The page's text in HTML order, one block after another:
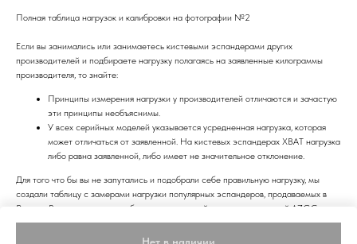
Полная таблица нагрузок и калибровки на фотографии №2
Если вы занимались или занимаетесь кистевыми эспандерами других
производителей и подбираете нагрузку полагаясь на заявленные килограммы
производителя, то знайте:
Принципы измерения нагрузки у производителей отличаются и зачастую
эти принципы необъяснимы.
У всех серийных моделей указывается усредненная нагрузка, которая
может отличаться от заявленной. На кистевых эспандерах ХВАТ нагрузка
либо равна заявленной, либо имеет не значительное отклонение.
Для того что бы вы не запутались и подобрали себе правильную нагрузку, мы
создали таблицу с замерами нагрузки популярных эспандеров, продаваемых в
России. Все эспандеры калибровались в единой системе измерений AZGC
(Последняя фотография).